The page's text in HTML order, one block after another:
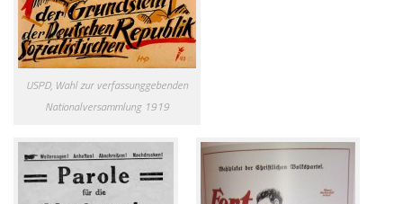
USPD, Wahl zur verfassunggebenden
Nationalversammlung 1919